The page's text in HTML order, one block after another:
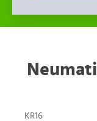
KR16